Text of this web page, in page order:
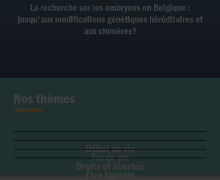
La recherche sur les embryons en Belgique :
jusqu'aux modifications génétiques héréditaires et
aux chimères?
Nos thèmes
Début de vie
Fertilité et grossesse
Embryon
GPA
Avortement
Fin de vie
Euthanasie
Don d'organes
Droits et libertés
Liberté de conscience
Liberté institutionnelle
Accès aux origines
Être humain
Maladie & handicap
Genre & sexualité
Eugénisme
Transhumanisme